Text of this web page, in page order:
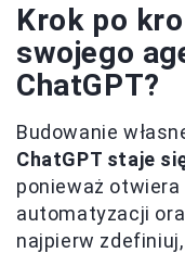
Krok po
swojego
ChatGPT?
Budowanie
ChatGPT staje
ponieważ
automatyzacji
najpierw